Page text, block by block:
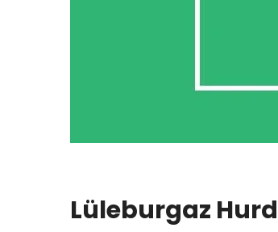
Lüleburgaz